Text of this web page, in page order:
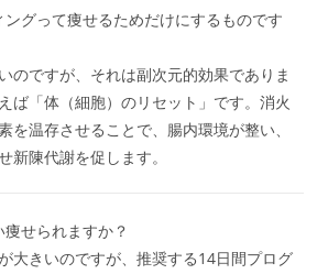
グって痩せるためだけにするものです
のですが、それは副次元的効果でありま
ば「体（細胞）のリセット」です。消火
を温存させることで、腸内環境が整い、
新陳代謝を促します。
せられますか？
大きいのですが、推奨する14日間プログ